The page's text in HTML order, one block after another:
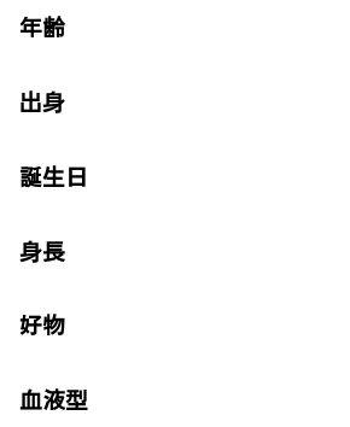
年齢
出身
誕生日
身長
好物
血液型